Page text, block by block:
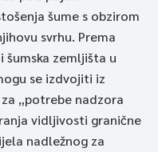
šume s obzirom
svrhu. Prema
šumska zemljišta u
se izdvojiti iz
„potrebe nadzora
vidljivosti granične
nadležnog za